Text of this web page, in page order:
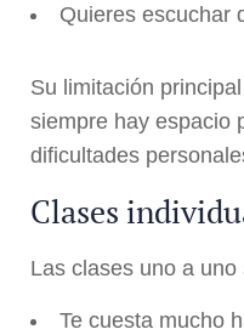
Quieres escuchar
Su limitación
siempre hay espacio
dificultades
Clases
Las clases uno a
Te cuesta mucho